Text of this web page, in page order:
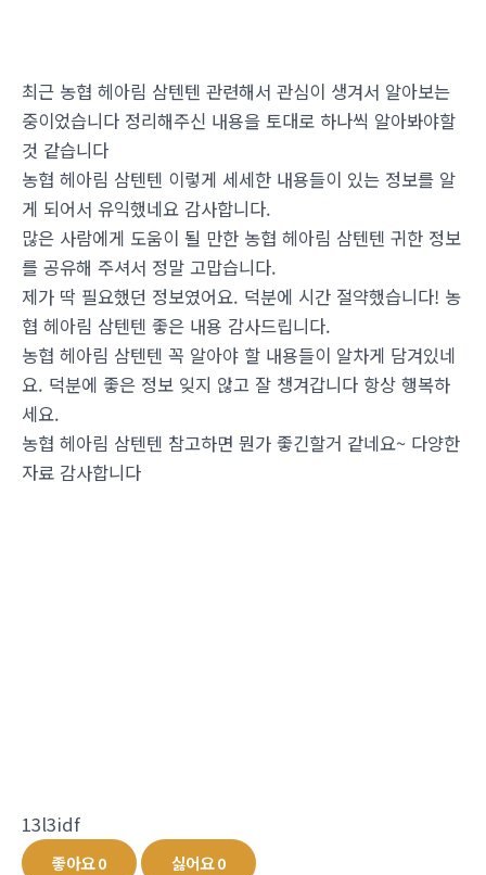
최근 농협 헤아림 삼텐텐 관련해서 관심이 생겨서 알아보는
중이었습니다 정리해주신 내용을 토대로 하나씩 알아봐야할
것 같습니다
농협 헤아림 삼텐텐 이렇게 세세한 내용들이 있는 정보를 알
게 되어서 유익했네요 감사합니다.
많은 사람에게 도움이 될 만한 농협 헤아림 삼텐텐 귀한 정보
를 공유해 주셔서 정말 고맙습니다.
제가 딱 필요했던 정보였어요. 덕분에 시간 절약했습니다! 농
협 헤아림 삼텐텐 좋은 내용 감사드립니다.
농협 헤아림 삼텐텐 꼭 알아야 할 내용들이 알차게 담겨있네
요. 덕분에 좋은 정보 잊지 않고 잘 챙겨갑니다 항상 행복하
세요.
농협 헤아림 삼텐텐 참고하면 뭔가 좋긴할거 같네요~ 다양한
자료 감사합니다
13l3idf
좋아요0 싫어요0